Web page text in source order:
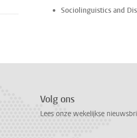
Sociolinguistics and
Volg ons
Lees onze wekelijkse